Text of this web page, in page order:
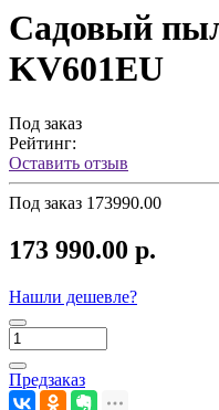
Садовый
KV601EU
Под заказ
Рейтинг:
Оставить отзыв
Под заказ 173990.00
173 990.00 р.
Нашли дешевле?
Предзаказ